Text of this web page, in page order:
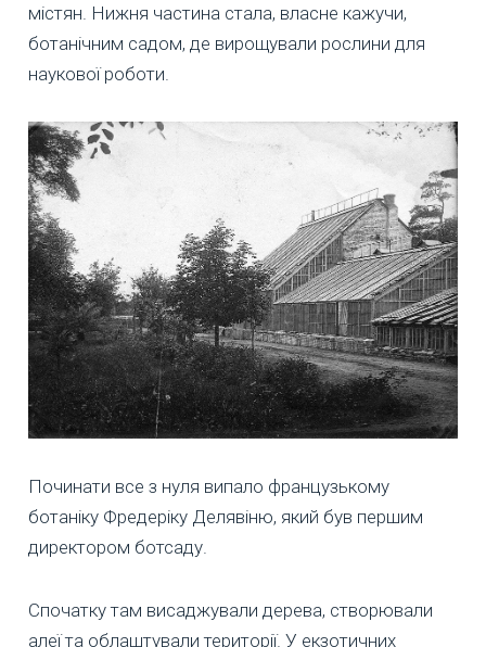
містян. Нижня частина стала, власне кажучи,
ботанічним садом, де вирощували рослини для
наукової роботи.
Починати все з нуля випало французькому
ботаніку Фредеріку Делявіню, який був першим
директором ботсаду.
Спочатку там висаджували дерева, створювали
алеї та облаштували території. У екзотичних